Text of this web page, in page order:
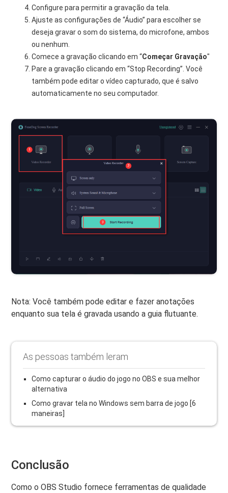
Configure para permitir a gravação da tela.
Ajuste as configurações de “Áudio” para escolher se
deseja gravar o som do sistema, do microfone, ambos
ou nenhum.
Comece a gravação clicando em “Começar Gravação"
Pare a gravação clicando em “Stop Recording”. Você
também pode editar o vídeo capturado, que é salvo
automaticamente no seu computador.
Nota: Você também pode editar e fazer anotações
enquanto sua tela é gravada usando a guia flutuante.
As pessoas também leram
Como capturar o áudio do jogo no OBS e sua melhor
alternativa
Como gravar tela no Windows sem barra de jogo [6
maneiras]
Conclusão
Como o OBS Studio fornece ferramentas de qualidade